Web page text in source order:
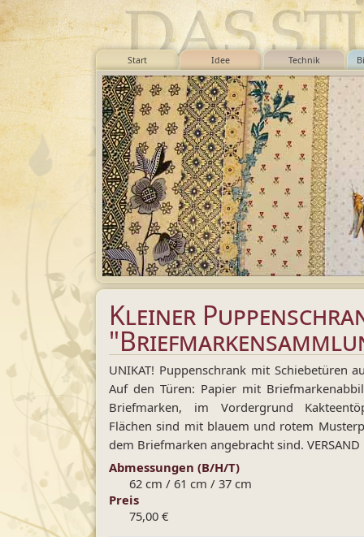
Start Idee Technik
Kleiner
UNIKAT! Puppenschrank mit Schiebetüren
Auf den Türen: Papier mit
Briefmarken, im Vordergrund
Flächen sind mit blauem und rotem
dem Briefmarken angebracht sind. VERSAND
Abmessungen (B/H/T)
62 cm / 61 cm / 37 cm
Preis
75,00 €